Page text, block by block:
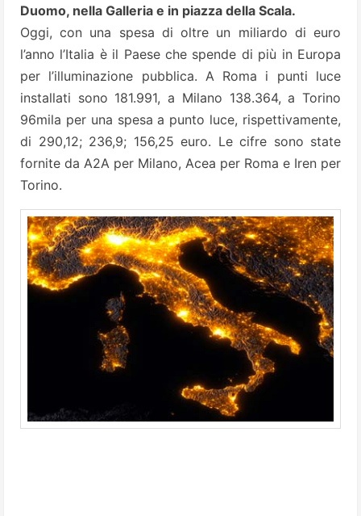
Duomo, nella Galleria e in piazza della Scala.
Oggi, con una spesa di oltre un miliardo di euro
l’anno l’Italia è il Paese che spende di più in Europa
per l’illuminazione pubblica. A Roma i punti luce
installati sono 181.991, a Milano 138.364, a Torino
96mila per una spesa a punto luce, rispettivamente,
di 290,12; 236,9; 156,25 euro. Le cifre sono state
fornite da A2A per Milano, Acea per Roma e Iren per
Torino.